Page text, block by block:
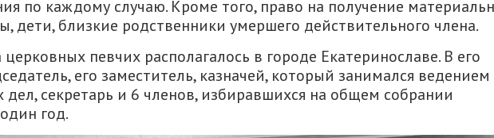
по каждому случаю. Кроме того, право на получение
близкие родственники умершего действительного члена.
певчих располагалось в городе Екатеринославе. В его
его заместитель, казначей, который занимался ведением
секретарь и 6 членов, избиравшихся на общем собрании
год.